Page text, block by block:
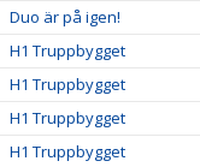
Duo är på igen!
H1 Truppbygget
H1 Truppbygget
H1 Truppbygget
H1 Truppbygget